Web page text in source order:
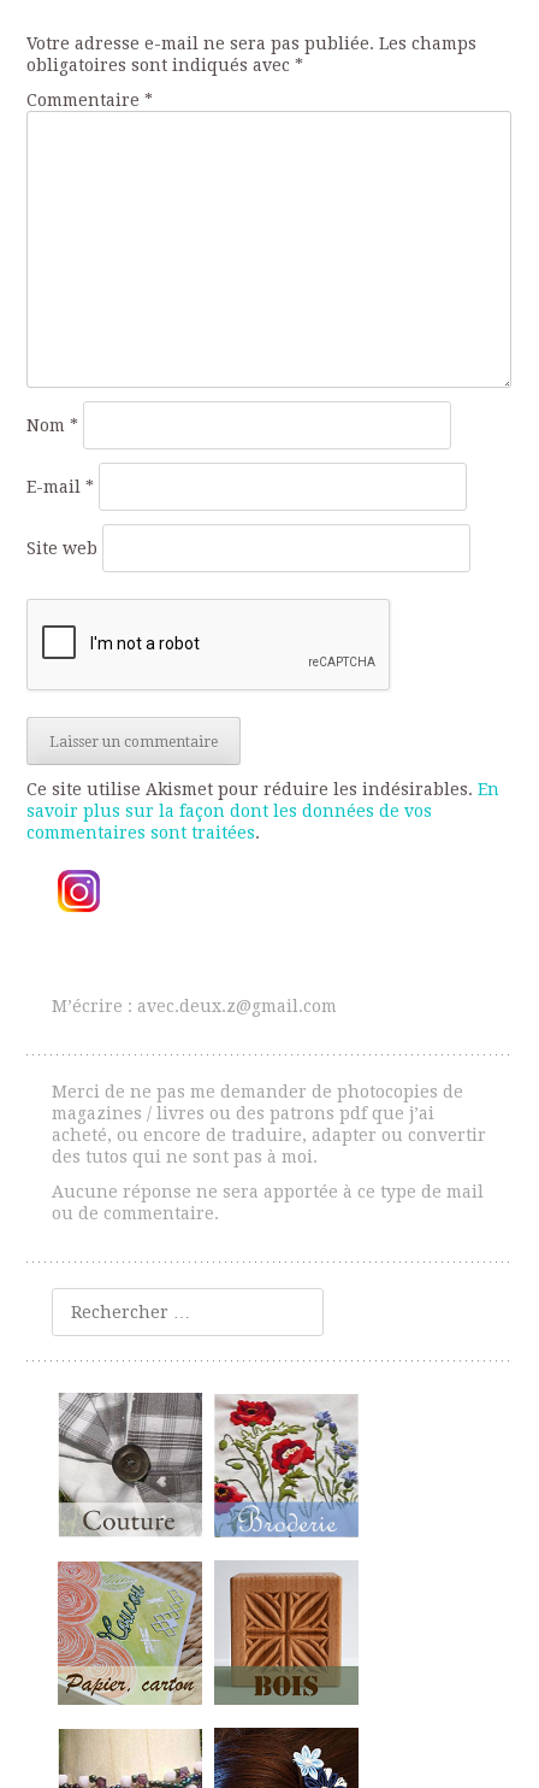
articles
Votre adresse e-mail ne sera pas publiée. Les champs
obligatoires sont indiqués avec*
Commentaire*
Nom*
E-mail*
Site web
Ce site utilise Akismet pour réduire les indésirables.En
savoir plus sur la façon dont les données de vos
commentaires sont traitées.
M’écrire : avec.deux.z@gmail.com
Merci de ne pas me demander de photocopies de
magazines / livres ou des patrons pdf que j’ai
acheté, ou encore de traduire, adapter ou convertir
des tutos qui ne sont pas à moi.
Aucune réponse ne sera apportée à ce type de mail
ou de commentaire.
Rechercher